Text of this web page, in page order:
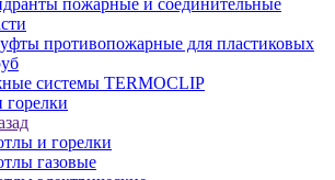
пожарные и соединительные
противопожарные для пластиковых
системы TERMOCLIP
и горелки
газовые